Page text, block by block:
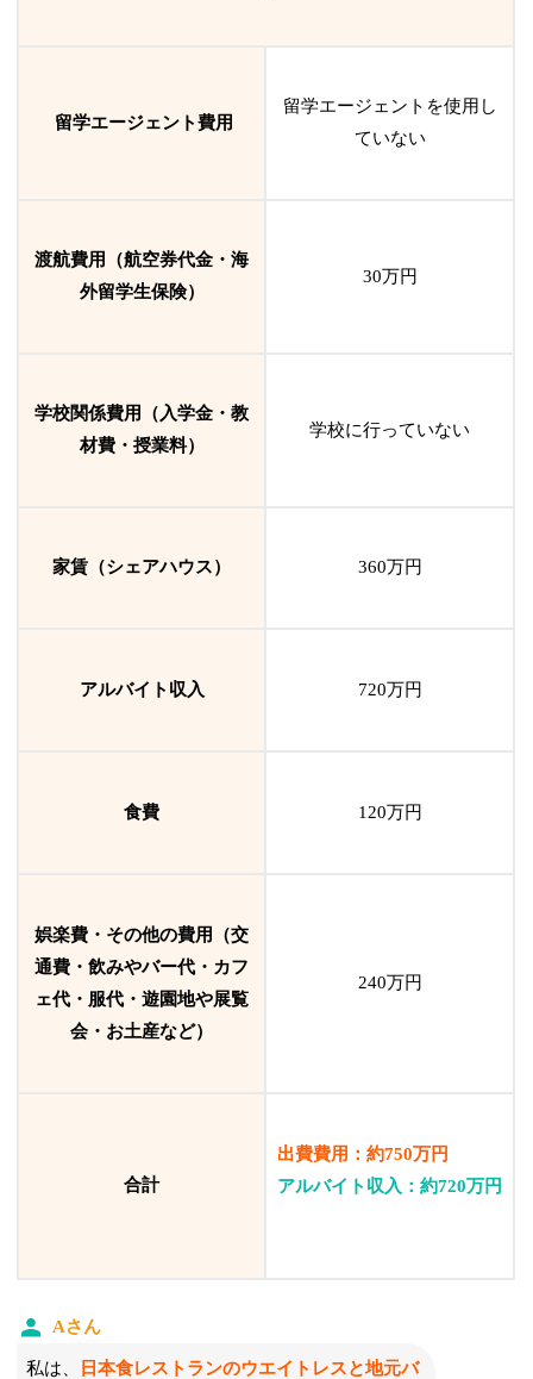
留学エージェント費用
留学エージェントを使用し
ていない
渡航費用（航空券代金・海
外留学生保険）
30万円
学校関係費用（入学金・教
材費・授業料）
学校に行っていない
家賃（シェアハウス） 360万円
アルバイト収入 720万円
食費 120万円
娯楽費・その他の費用（交
通費・飲みやバー代・カフ
ェ代・服代・遊園地や展覧
会・お土産など）
240万円
合計
出費費用：約750万円
アルバイト収入：約720万円
Aさん
私は、 日本食レストランのウエイトレスと地元バ